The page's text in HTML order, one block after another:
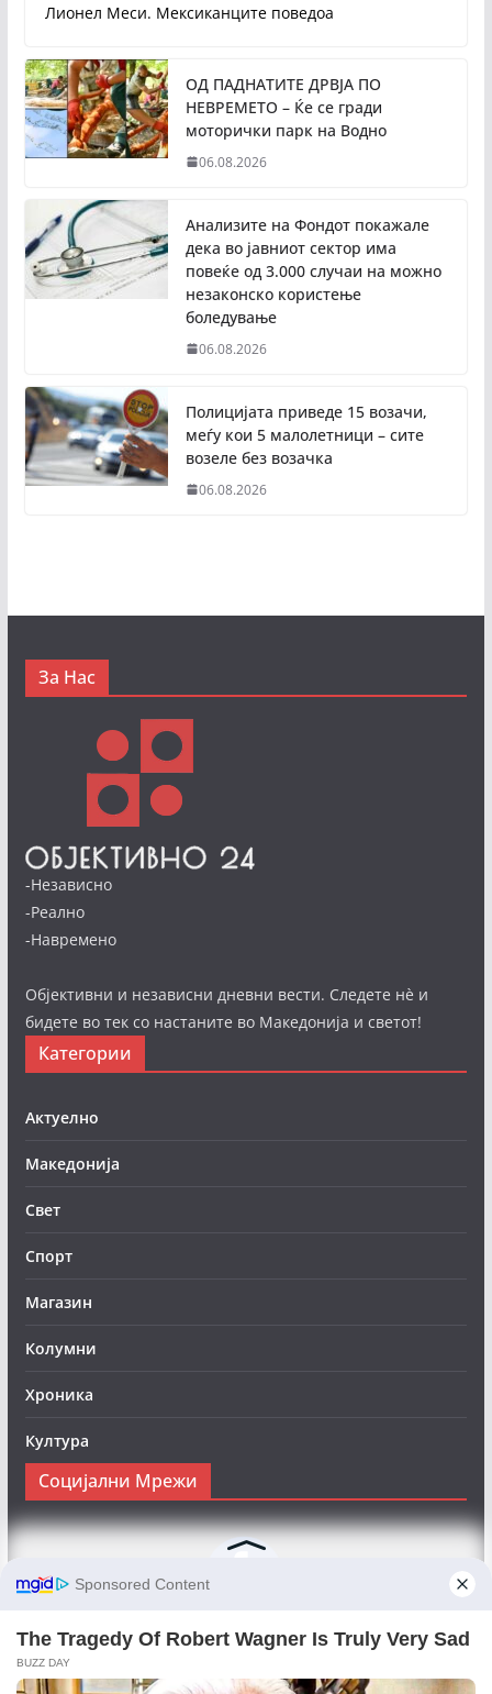
Лионел Меси. Мексиканците поведоа
ОД ПАДНАТИТЕ ДРВЈА ПО
НЕВРЕМЕТО – Ќе се гради
моторички парк на Водно
06.08.2026
Анализите на Фондот покажале
дека во јавниот сектор има
повеќе од 3.000 случаи на можно
незаконско користење
боледување
06.08.2026
Полицијата приведе 15 возачи,
меѓу кои 5 малолетници – сите
возеле без возачка
06.08.2026
За Нас
-Независно
-Реално
-Навремено
Објективни и независни дневни вести. Следете нè и
бидете во тек со настаните во Македонија и светот!
Категории
Актуелно
Македонија
Свет
Спорт
Магазин
Колумни
Хроника
Култура
Социјални Мрежи
Следете нè на Фејсбук за да сте во тек со најновите